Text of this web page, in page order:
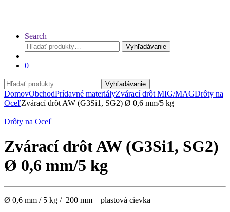
Search
Hľadať:
Vyhľadávanie
0
Hľadať:
Vyhľadávanie
DomovObchodPrídavné materiályZvárací drôt MIG/MAGDrôty na
OceľZvárací drôt AW (G3Si1, SG2) Ø 0,6 mm/5 kg
Drôty na Oceľ
Zvárací drôt AW (G3Si1, SG2)
Ø 0,6 mm/5 kg
Ø 0,6 mm / 5 kg / 200 mm – plastová cievka